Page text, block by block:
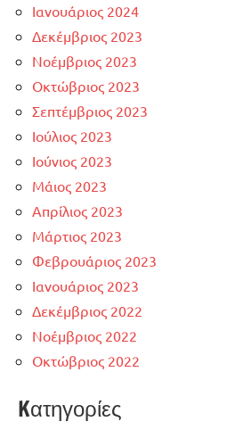
Ιανουάριος 2024
Δεκέμβριος 2023
Νοέμβριος 2023
Οκτώβριος 2023
Σεπτέμβριος 2023
Ιούλιος 2023
Ιούνιος 2023
Μάιος 2023
Απρίλιος 2023
Μάρτιος 2023
Φεβρουάριος 2023
Ιανουάριος 2023
Δεκέμβριος 2022
Νοέμβριος 2022
Οκτώβριος 2022
Kατηγορίες